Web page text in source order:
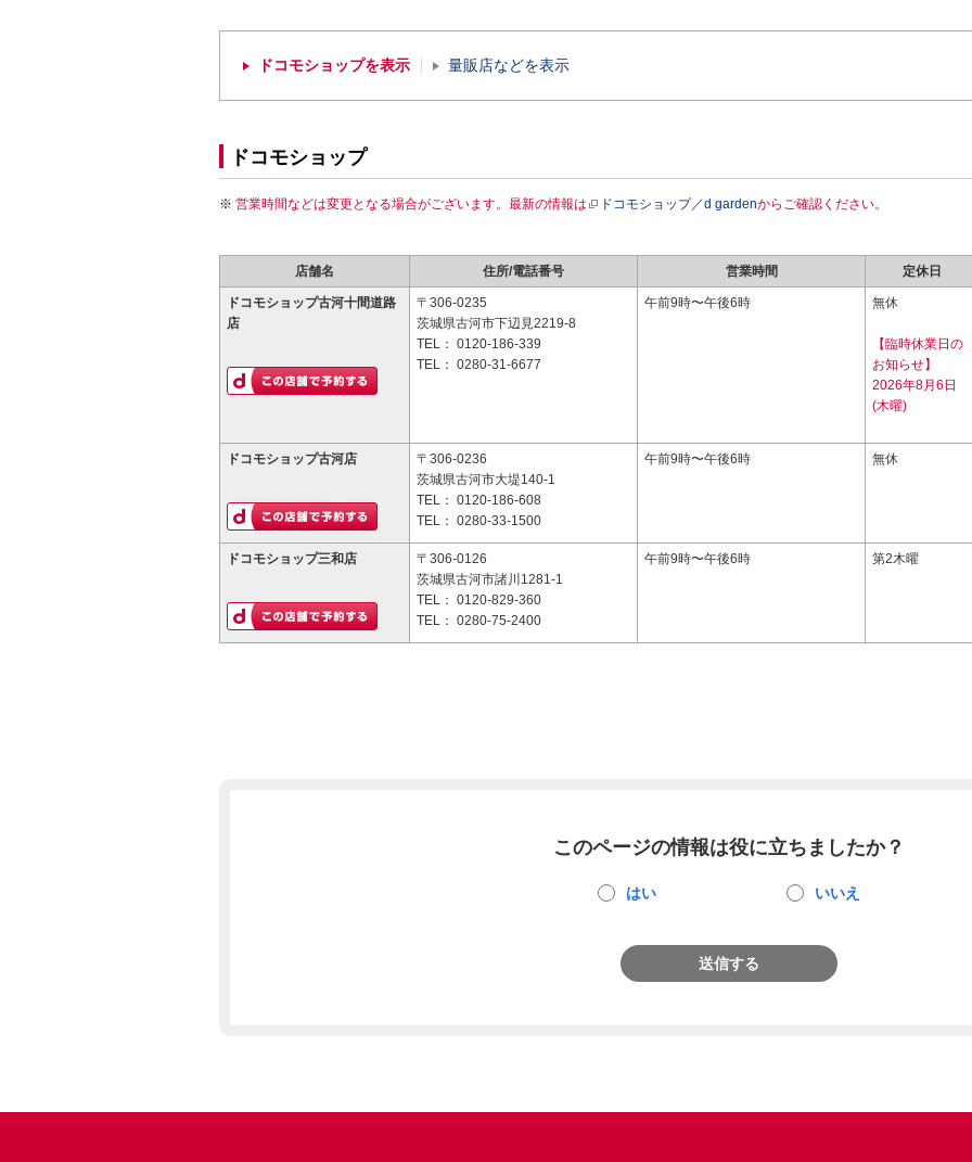
ドコモショップを表示 量販店などを表示
ドコモショップ
営業時間などは変更となる場合がございます。最新の情報は ドコモショップ／d gardenからご確認ください。
店舗名 住所/電話番号 営業時間 定休日
ドコモショップ古河十間道路
店
〒306-0235
茨城県古河市下辺見2219-8
TEL： 0120-186-339
TEL： 0280-31-6677
午前9時〜午後6時 無休
【臨時休業日の
お知らせ】
2026年8月6日
(木曜)
ドコモショップ古河店
〒306-0236
茨城県古河市大堤140-1
TEL： 0120-186-608
TEL： 0280-33-1500
午前9時〜午後6時 無休
ドコモショップ三和店
〒306-0126
茨城県古河市諸川1281-1
TEL： 0120-829-360
TEL： 0280-75-2400
午前9時〜午後6時 第2木曜
このページの情報は役に立ちましたか？
はい いいえ
送信する